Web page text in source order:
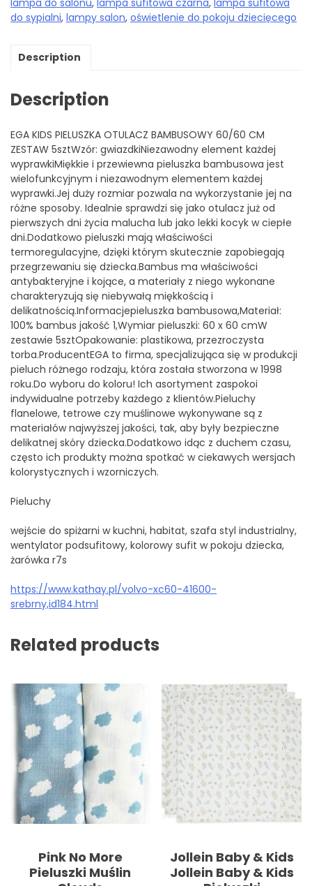
do sypialni, lampy salon, oświetlenie do pokoju dziecięcego
Description
Description
EGA KIDS PIELUSZKA OTULACZ BAMBUSOWY 60/60 CM
ZESTAW 5sztWzór: gwiazdkiNiezawodny element każdej
wyprawkiMiękkie i przewiewna pieluszka bambusowa jest
wielofunkcyjnym i niezawodnym elementem każdej
wyprawki.Jej duży rozmiar pozwala na wykorzystanie jej na
różne sposoby. Idealnie sprawdzi się jako otulacz już od
pierwszych dni życia malucha lub jako lekki kocyk w ciepłe
dni.Dodatkowo pieluszki mają właściwości
termoregulacyjne, dzięki którym skutecznie zapobiegają
przegrzewaniu się dziecka.Bambus ma właściwości
antybakteryjne i kojące, a materiały z niego wykonane
charakteryzują się niebywałą miękkością i
delikatnością.Informacjepieluszka bambusowa,Materiał:
100% bambus jakość 1,Wymiar pieluszki: 60 x 60 cmW
zestawie 5sztOpakowanie: plastikowa, przezroczysta
torba.ProducentEGA to firma, specjalizująca się w produkcji
pieluch różnego rodzaju, która została stworzona w 1998
roku.Do wyboru do koloru! Ich asortyment zaspokoi
indywidualne potrzeby każdego z klientów.Pieluchy
flanelowe, tetrowe czy muślinowe wykonywane są z
materiałów najwyższej jakości, tak, aby były bezpieczne
delikatnej skóry dziecka.Dodatkowo idąc z duchem czasu,
często ich produkty można spotkać w ciekawych wersjach
kolorystycznych i wzorniczych.
Pieluchy
wejście do spiżarni w kuchni, habitat, szafa styl industrialny,
wentylator podsufitowy, kolorowy sufit w pokoju dziecka,
żarówka r7s
https://www.kathay.pl/volvo-xc60-41600-
srebrny,id184.html
Related products
Pink No More
Pieluszki Muślin
Jollein Baby & Kids
Jollein Baby & Kids